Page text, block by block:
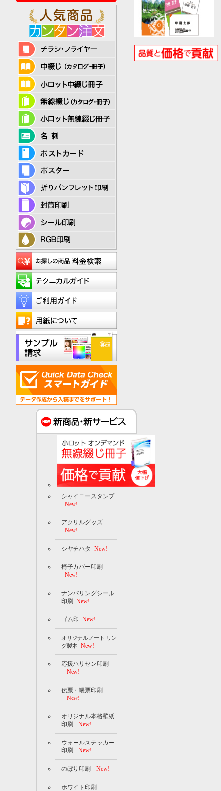
シャイニースタンプ
New!
アクリルグッズ
New!
シヤチハタ New!
椅子カバー印刷
New!
ナンバリングシール
印刷 New!
ゴム印 New!
オリジナルノート リン
グ製本 New!
応援ハリセン印刷
New!
伝票・帳票印刷
New!
オリジナル本格壁紙
印刷
New!
ウォールステッカー
印刷
New!
のぼり印刷 New!
ホワイト印刷